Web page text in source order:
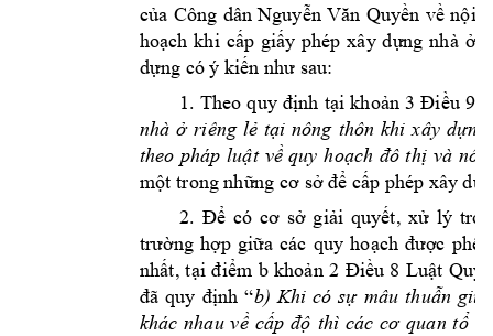
của Công dân Nguyễn Văn Quyền về nội
hoạch khi cấp giấy phép xây dựng nhà ở
dựng có ý kiến như sau:
1. Theo quy định tại khoản 3 Điều 93
nhà ở riêng lẻ tại nông thôn khi xây dựng
theo pháp luật về quy hoạch đô thị và
một trong những cơ sở để cấp phép xây
2. Để có cơ sở giải quyết, xử lý
trường hợp giữa các quy hoạch được phê
nhất, tại điểm b khoản 2 Điều 8 Luật Quy
đã quy định “b) Khi có sự mâu thuẫn giữa
khác nhau về cấp độ thì các cơ quan tổ